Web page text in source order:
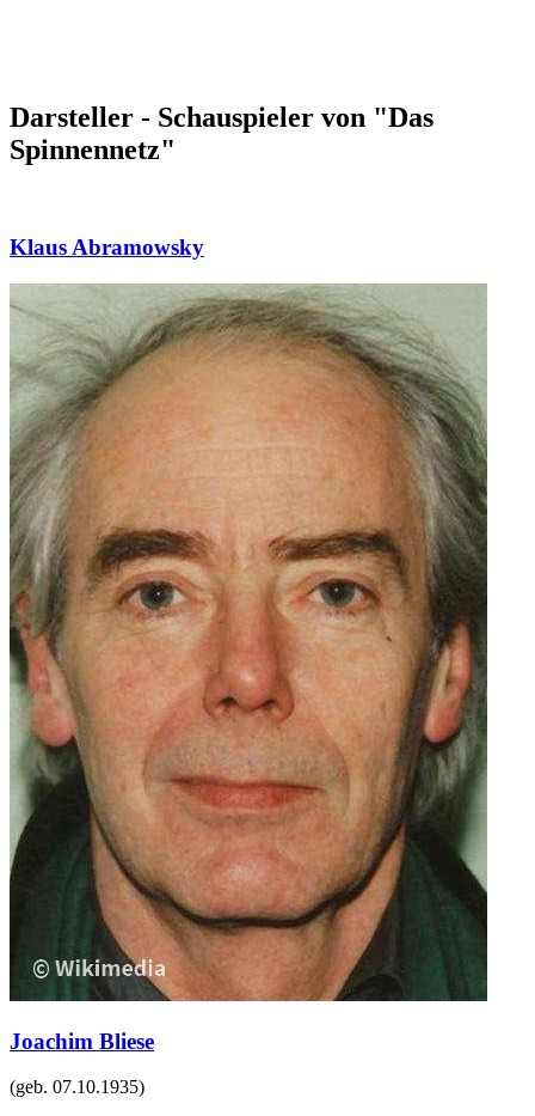
Darsteller - Schauspieler von "Das
Spinnennetz"
Klaus Abramowsky
Joachim Bliese
(geb. 07.10.1935)